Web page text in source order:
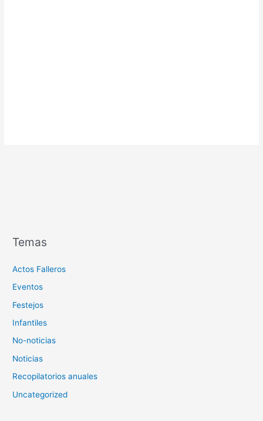
Temas
Actos Falleros
Eventos
Festejos
Infantiles
No-noticias
Noticias
Recopilatorios anuales
Uncategorized